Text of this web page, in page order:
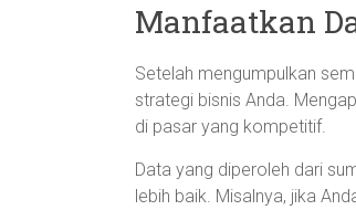
Manfaatkan
Setelah mengumpulkan
strategi bisnis Anda.
di pasar yang kompetitif.
Data yang diperoleh dari
lebih baik. Misalnya, jika